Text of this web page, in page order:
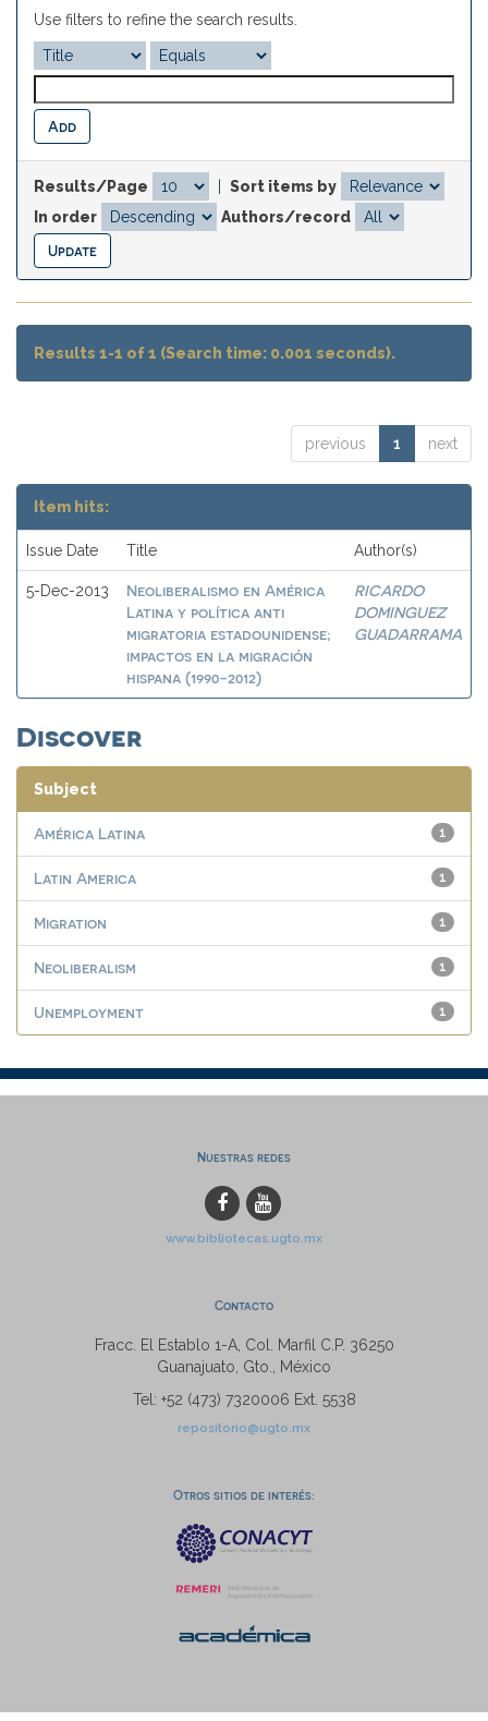
Use filters to refine the search results.
Results/Page
Sort items by
In order
Authors/record
Results 1-1 of 1 (Search time: 0.001 seconds).
previous 1 next
Item hits:
Issue Date Title Author(s)
5-Dec-2013
Neoliberalismo en América
Latina y política anti
migratoria estadounidense;
impactos en la migración
hispana (1990-2012)
RICARDO
DOMINGUEZ
GUADARRAMA
Discover
Subject
1
América Latina
1
Latin America
1
Migration
1
Neoliberalism
1
Unemployment
Nuestras redes
www.bibliotecas.ugto.mx
Contacto
Fracc. El Establo 1-A, Col. Marfil C.P. 36250
Guanajuato, Gto., México
Tel: +52 (473) 7320006 Ext. 5538
repositorio@ugto.mx
Otros sitios de interés: